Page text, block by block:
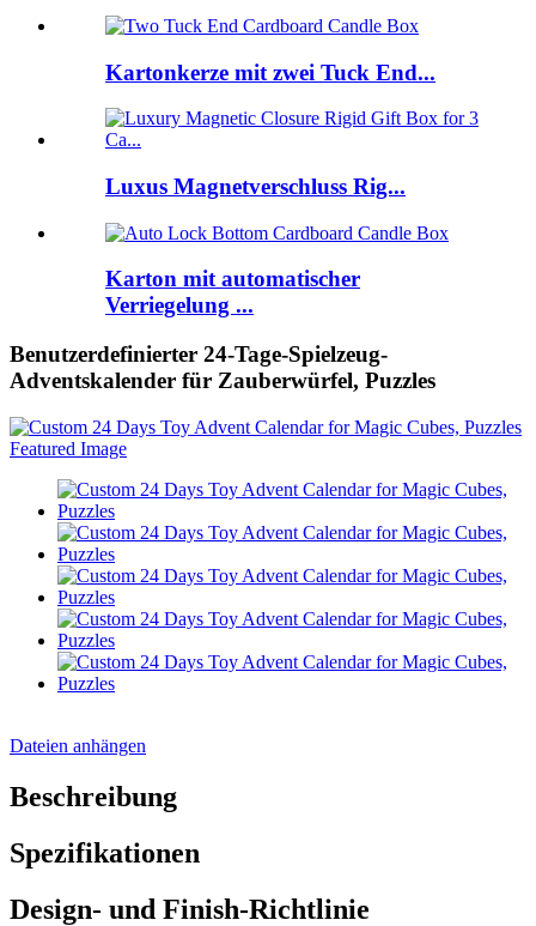
Kartonkerze mit zwei Tuck End...
Luxus Magnetverschluss Rig...
Karton mit automatischer
Verriegelung ...
Benutzerdefinierter 24-Tage-Spielzeug-
Adventskalender für Zauberwürfel, Puzzles
Dateien anhängen
Beschreibung
Spezifikationen
Design- und Finish-Richtlinie